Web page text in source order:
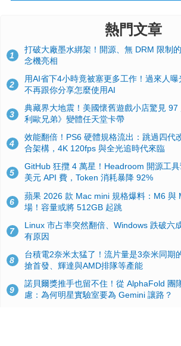
熱門文章
1
打破大廠墨水綁架！開源、無 DRM 限制
念機亮相
2
用AI省下4小時竟被塞更多工作！過來人
不再跟你分享怎麼使用AI
3
典藏界大地震！美國懷舊遊戲小店驚見
利歐兄弟》變體任天堂卡帶
4
效能翻倍！PS6 硬體規格流出：跳過四代
合架構，4K 120fps 與全光追時代來臨
5
GitHub 狂攬 4 萬星！Headroom 開源工
美元 API 費，Token 消耗暴降 92%
6
蘋果 2026 款 Mac mini 規格爆料：M6 與
場！容量或將 512GB 起跳
7
Linux 市占率突然翻倍、Windows 跌破六
有原因
8
台積電2奈米太猛了！流片量是3奈米同期
搶首發、輝達與AMD排隊等產能
9
諾貝爾獎推手也留不住！從 AlphaFold 團
慮：為何明星實驗室要為 Gemini 讓路？